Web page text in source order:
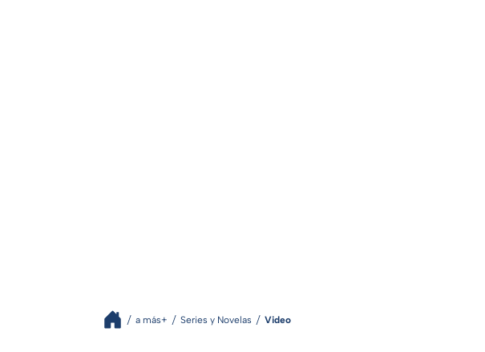
a más+ Series y Novelas Video